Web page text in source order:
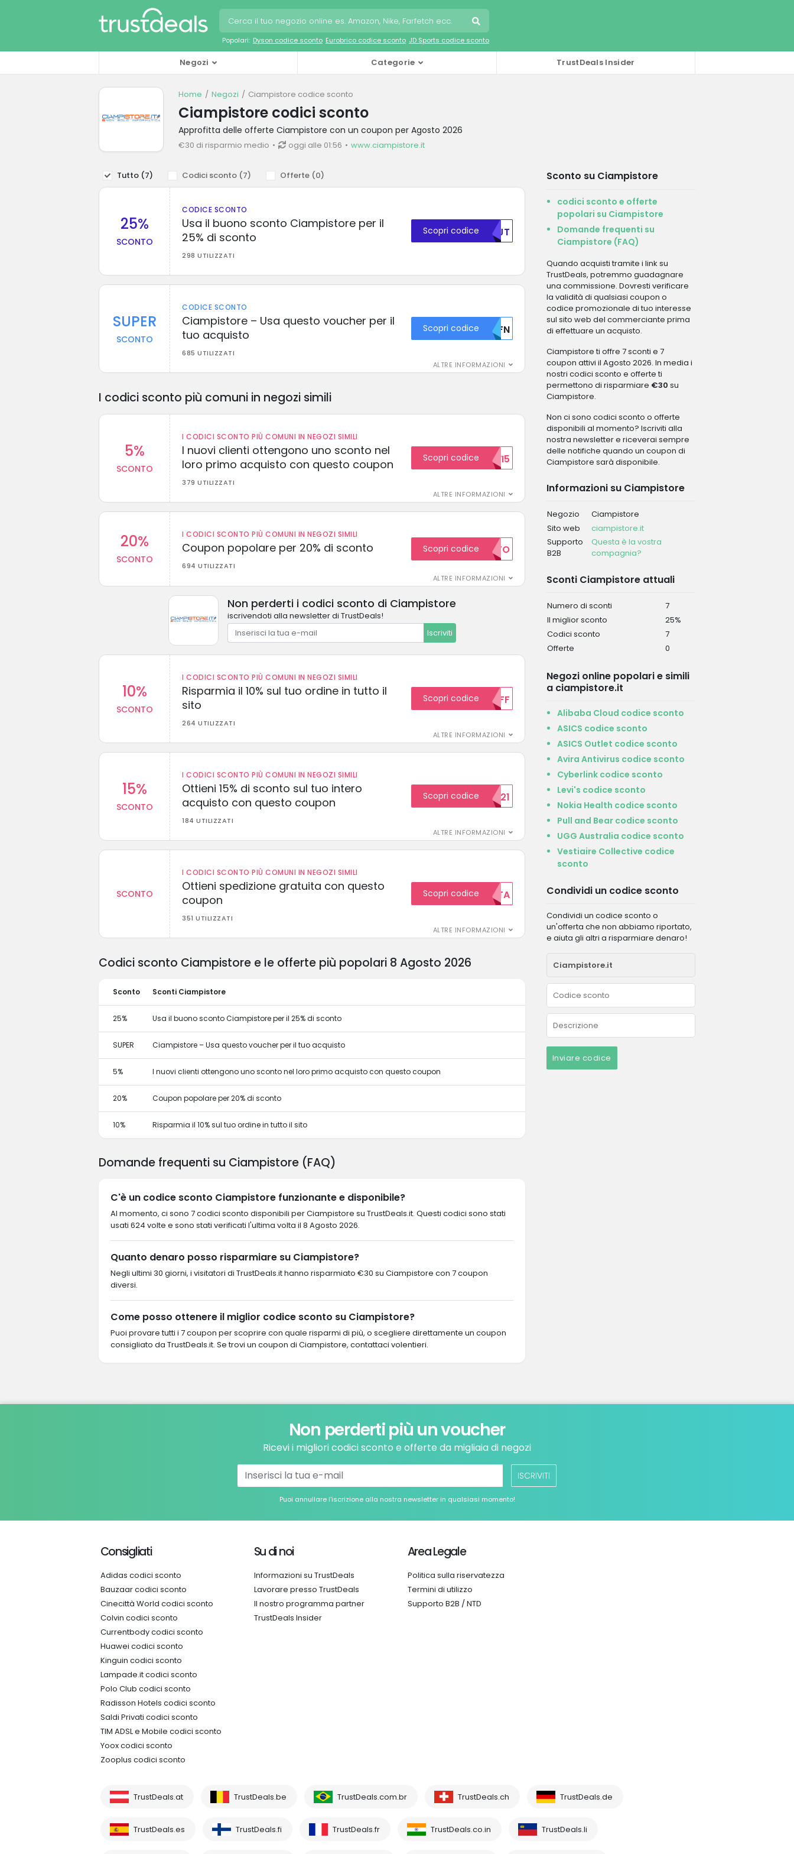
Popolari: Dyson codice sconto Eurobrico codice sconto JD Sports codice sconto
Negozi Categorie TrustDeals Insider
Home Negozi Ciampistore codice sconto
Ciampistore codici sconto
Approfitta delle offerte Ciampistore con un coupon per Agosto 2026
€30 di risparmio medio oggi alle 01:56 www.ciampistore.it
Tutto (7) Codici sconto (7) Offerte (0)
25%
SCONTO
CODICE SCONTO
Usa il buono sconto Ciampistore per il
25% di sconto
298 UTILIZZATI
Scopri codice NTJT
SUPER
SCONTO
CODICE SCONTO
Ciampistore – Usa questo voucher per il
tuo acquisto
685 UTILIZZATI
ALTRE INFORMAZIONI
Scopri codice U0FN
I codici sconto più comuni in negozi simili
5%
SCONTO
I CODICI SCONTO PIÙ COMUNI IN NEGOZI SIMILI
I nuovi clienti ottengono uno sconto nel
loro primo acquisto con questo coupon
379 UTILIZZATI
ALTRE INFORMAZIONI
Scopri codiceNUOVI5
20%
SCONTO
I CODICI SCONTO PIÙ COMUNI IN NEGOZI SIMILI
Coupon popolare per 20% di sconto
694 UTILIZZATI
ALTRE INFORMAZIONI
Scopri codice20SCONTO
Non perderti i codici sconto di Ciampistore
iscrivendoti alla newsletter di TrustDeals!
Iscriviti
10%
SCONTO
I CODICI SCONTO PIÙ COMUNI IN NEGOZI SIMILI
Risparmia il 10% sul tuo ordine in tutto il
sito
264 UTILIZZATI
ALTRE INFORMAZIONI
Scopri codice 10OFF
15%
SCONTO
I CODICI SCONTO PIÙ COMUNI IN NEGOZI SIMILI
Ottieni 15% di sconto sul tuo intero
acquisto con questo coupon
184 UTILIZZATI
ALTRE INFORMAZIONI
Scopri codice
15SCONTO2021
SCONTO
I CODICI SCONTO PIÙ COMUNI IN NEGOZI SIMILI
Ottieni spedizione gratuita con questo
coupon
351 UTILIZZATI
ALTRE INFORMAZIONI
Scopri codiceGRATUITA
Sconto su Ciampistore
codici sconto e offerte
popolari su Ciampistore
Domande frequenti su
Ciampistore (FAQ)
Quando acquisti tramite i link su
TrustDeals, potremmo guadagnare
una commissione. Dovresti verificare
la validità di qualsiasi coupon o
codice promozionale di tuo interesse
sul sito web del commerciante prima
di effettuare un acquisto.
Ciampistore ti offre 7 sconti e 7
coupon attivi il Agosto 2026. In media i
nostri codici sconto e offerte ti
permettono di risparmiare €30 su
Ciampistore.
Non ci sono codici sconto o offerte
disponibili al momento? Iscriviti alla
nostra newsletter e riceverai sempre
delle notifiche quando un coupon di
Ciampistore sarà disponibile.
Informazioni su Ciampistore
Negozio
Ciampistore
Sito web
ciampistore.it
Supporto
B2B
Questa è la vostra
compagnia?
Sconti Ciampistore attuali
Numero di sconti
7
Il miglior sconto
25%
Codici sconto
7
Offerte
0
Negozi online popolari e simili
a ciampistore.it
Alibaba Cloud codice sconto
ASICS codice sconto
ASICS Outlet codice sconto
Avira Antivirus codice sconto
Cyberlink codice sconto
Levi's codice sconto
Nokia Health codice sconto
Pull and Bear codice sconto
UGG Australia codice sconto
Vestiaire Collective codice
sconto
Condividi un codice sconto
Condividi un codice sconto o
un'offerta che non abbiamo riportato,
e aiuta gli altri a risparmiare denaro!
Inviare codice
Codici sconto Ciampistore e le offerte più popolari 8 Agosto 2026
Sconto Sconti Ciampistore
25% Usa il buono sconto Ciampistore per il 25% di sconto
SUPER Ciampistore – Usa questo voucher per il tuo acquisto
5% I nuovi clienti ottengono uno sconto nel loro primo acquisto con questo coupon
20% Coupon popolare per 20% di sconto
10% Risparmia il 10% sul tuo ordine in tutto il sito
Domande frequenti su Ciampistore (FAQ)
C'è un codice sconto Ciampistore funzionante e disponibile?
Al momento, ci sono 7 codici sconto disponibili per Ciampistore su TrustDeals.it. Questi codici sono stati
usati 624 volte e sono stati verificati l'ultima volta il 8 Agosto 2026.
Quanto denaro posso risparmiare su Ciampistore?
Negli ultimi 30 giorni, i visitatori di TrustDeals.it hanno risparmiato €30 su Ciampistore con 7 coupon
diversi.
Come posso ottenere il miglior codice sconto su Ciampistore?
Puoi provare tutti i 7 coupon per scoprire con quale risparmi di più, o scegliere direttamente un coupon
consigliato da TrustDeals.it. Se trovi un coupon di Ciampistore, contattaci volentieri.
Non perderti più un voucher
Ricevi i migliori codici sconto e offerte da migliaia di negozi
ISCRIVITI
Puoi annullare l’iscrizione alla nostra newsletter in qualsiasi momento!
Consigliati
Adidas codici sconto
Bauzaar codici sconto
Cinecittà World codici sconto
Colvin codici sconto
Currentbody codici sconto
Huawei codici sconto
Kinguin codici sconto
Lampade.it codici sconto
Polo Club codici sconto
Radisson Hotels codici sconto
Saldi Privati codici sconto
TIM ADSL e Mobile codici sconto
Yoox codici sconto
Zooplus codici sconto
Su di noi
Informazioni su TrustDeals
Lavorare presso TrustDeals
Il nostro programma partner
TrustDeals Insider
Area Legale
Politica sulla riservatezza
Termini di utilizzo
Supporto B2B / NTD
TrustDeals.at TrustDeals.be TrustDeals.com.br TrustDeals.ch TrustDeals.de
TrustDeals.es TrustDeals.fi TrustDeals.fr TrustDeals.co.in TrustDeals.li